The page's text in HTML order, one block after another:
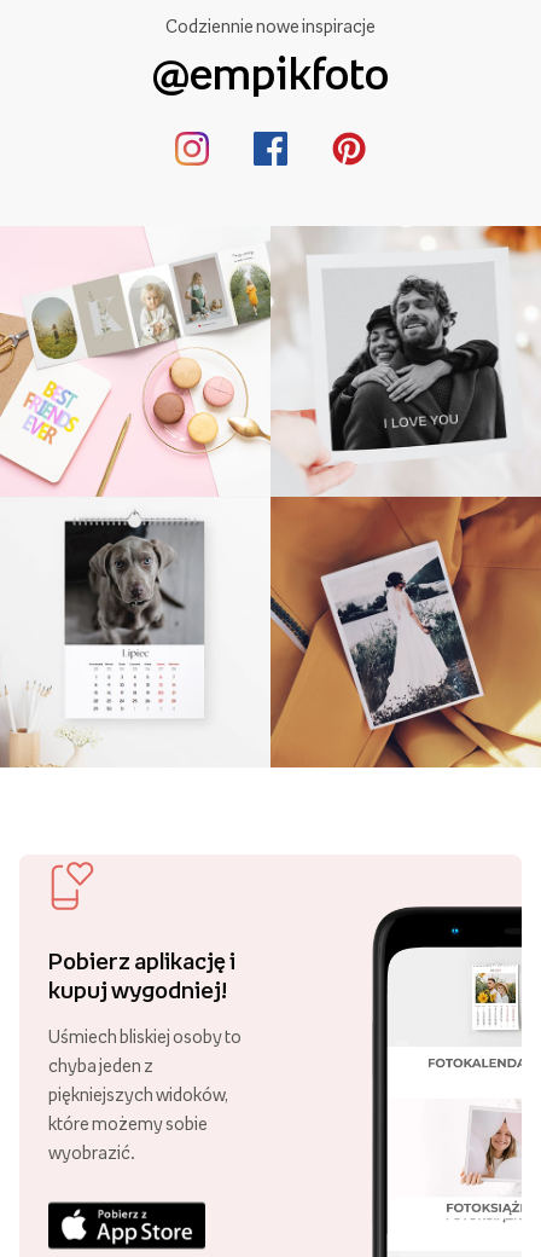
Codziennie nowe inspiracje
@empikfoto
Pobierz aplikację i
kupuj wygodniej!
Uśmiech bliskiej osoby to
chyba jeden z
piękniejszych widoków,
które możemy sobie
wyobrazić.